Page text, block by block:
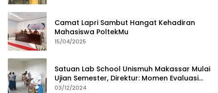
Camat Lapri Sambut Hangat Kehadiran
Mahasiswa PoltekMu
15/04/2025
Satuan Lab School Unismuh Makassar Mulai
Ujian Semester, Direktur: Momen Evaluasi
Proses Pembelajaran
03/12/2024